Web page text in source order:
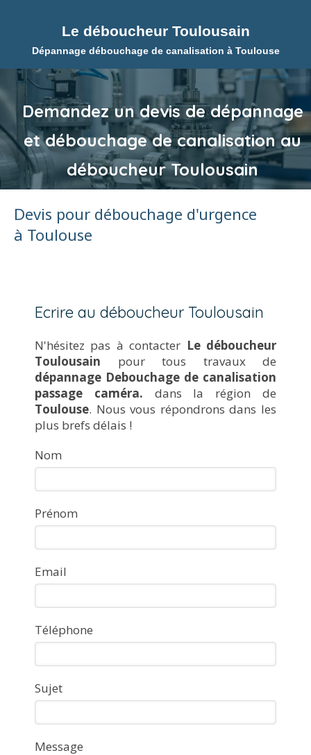
Le déboucheur Toulousain
Dépannage débouchage de canalisation à Toulouse
Demandez un devis de dépannage
et débouchage de canalisation au
déboucheur Toulousain
Devis pour débouchage d'urgence
à Toulouse
Ecrire au déboucheur Toulousain
N'hésitez pas à contacter Le déboucheur
Toulousain pour tous travaux de
dépannage Debouchage de canalisation
passage caméra. dans la région de
Toulouse. Nous vous répondrons dans les
plus brefs délais !
Nom
Prénom
Email
Téléphone
Sujet
Message